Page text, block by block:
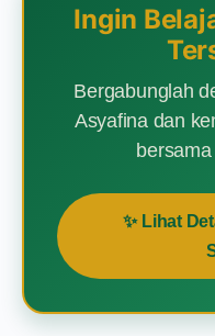
Ingin
Bergabunglah
Asyafina dan
✨ Lihat